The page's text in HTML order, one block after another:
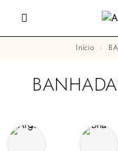
Início